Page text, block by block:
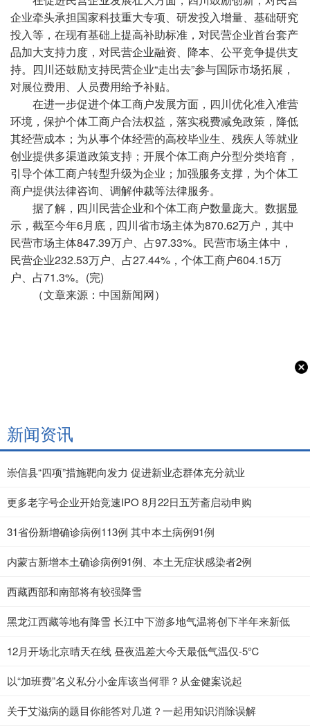
企业牵头承担国家科技重大专项、研发投入增量、基础研究
投入等，在现有基础上提高补助标准，对民营企业首台套产
品加大支持力度，对民营企业融资、降本、公平竞争提供支
持。四川还鼓励支持民营企业“走出去”参与国际市场拓展，
对展位费用、人员费用给予补贴。
在进一步促进个体工商户发展方面，四川优化准入准营
环境，保护个体工商户合法权益，落实税费减免政策，降低
其经营成本；为从事个体经营的高校毕业生、残疾人等就业
创业提供多渠道政策支持；开展个体工商户分型分类培育，
引导个体工商户转型升级为企业；加强服务支撑，为个体工
商户提供法律咨询、调解仲裁等法律服务。
据了解，四川民营企业和个体工商户数量庞大。数据显
示，截至今年6月底，四川省市场主体为870.62万户，其中
民营市场主体847.39万户、占97.33%。民营市场主体中，
民营企业232.53万户、占27.44%，个体工商户604.15万
户、占71.3%。(完)
（文章来源：中国新闻网）
新闻资讯
崇信县“四项”措施靶向发力 促进新业态群体充分就业
更多老字号企业开始竞速IPO 8月22日五芳斋启动申购
31省份新增确诊病例113例 其中本土病例91例
内蒙古新增本土确诊病例91例、本土无症状感染者2例
西藏西部和南部将有较强降雪
黑龙江西藏等地有降雪 长江中下游多地气温将创下半年来新低
12月开场北京晴天在线 昼夜温差大今天最低气温仅-5℃
以“加班费”名义私分小金库该当何罪？从金健案说起
关于艾滋病的题目你能答对几道？一起用知识消除误解